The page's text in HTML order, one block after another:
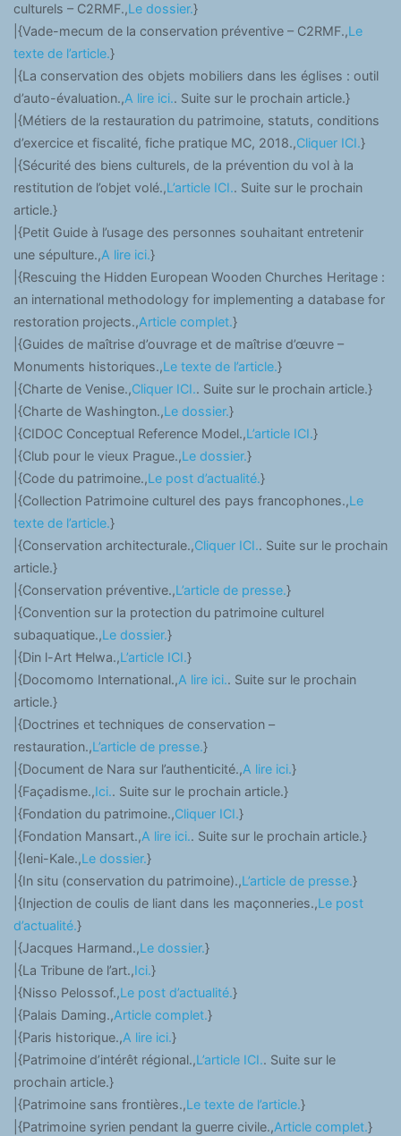
culturels – C2RMF.,Le dossier.}
|{Vade-mecum de la conservation préventive – C2RMF.,Le
texte de l’article.}
|{La conservation des objets mobiliers dans les églises : outil
d’auto-évaluation.,A lire ici.. Suite sur le prochain article.}
|{Métiers de la restauration du patrimoine, statuts, conditions
d’exercice et fiscalité, fiche pratique MC, 2018.,Cliquer ICI.}
|{Sécurité des biens culturels, de la prévention du vol à la
restitution de l’objet volé.,L’article ICI.. Suite sur le prochain
article.}
|{Petit Guide à l’usage des personnes souhaitant entretenir
une sépulture.,A lire ici.}
|{Rescuing the Hidden European Wooden Churches Heritage :
an international methodology for implementing a database for
restoration projects.,Article complet.}
|{Guides de maîtrise d’ouvrage et de maîtrise d’œuvre –
Monuments historiques.,Le texte de l’article.}
|{Charte de Venise.,Cliquer ICI.. Suite sur le prochain article.}
|{Charte de Washington.,Le dossier.}
|{CIDOC Conceptual Reference Model.,L’article ICI.}
|{Club pour le vieux Prague.,Le dossier.}
|{Code du patrimoine.,Le post d’actualité.}
|{Collection Patrimoine culturel des pays francophones.,Le
texte de l’article.}
|{Conservation architecturale.,Cliquer ICI.. Suite sur le prochain
article.}
|{Conservation préventive.,L’article de presse.}
|{Convention sur la protection du patrimoine culturel
subaquatique.,Le dossier.}
|{Din l-Art Ħelwa.,L’article ICI.}
|{Docomomo International.,A lire ici.. Suite sur le prochain
article.}
|{Doctrines et techniques de conservation –
restauration.,L’article de presse.}
|{Document de Nara sur l’authenticité.,A lire ici.}
|{Façadisme.,Ici.. Suite sur le prochain article.}
|{Fondation du patrimoine.,Cliquer ICI.}
|{Fondation Mansart.,A lire ici.. Suite sur le prochain article.}
|{Ieni-Kale.,Le dossier.}
|{In situ (conservation du patrimoine).,L’article de presse.}
|{Injection de coulis de liant dans les maçonneries.,Le post
d’actualité.}
|{Jacques Harmand.,Le dossier.}
|{La Tribune de l’art.,Ici.}
|{Nisso Pelossof.,Le post d’actualité.}
|{Palais Daming.,Article complet.}
|{Paris historique.,A lire ici.}
|{Patrimoine d’intérêt régional.,L’article ICI.. Suite sur le
prochain article.}
|{Patrimoine sans frontières.,Le texte de l’article.}
|{Patrimoine syrien pendant la guerre civile.,Article complet.}